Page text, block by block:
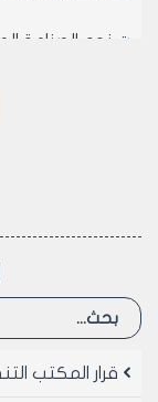
ت نوع الصناعة
25 صناعة
قرار المكتب